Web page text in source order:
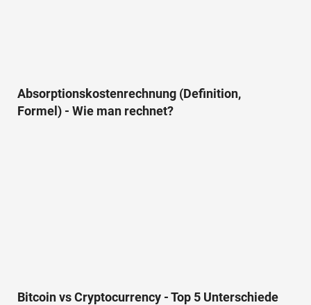
Absorptionskostenrechnung (Definition,
Formel) - Wie man rechnet?
Bitcoin vs Cryptocurrency - Top 5 Unterschiede